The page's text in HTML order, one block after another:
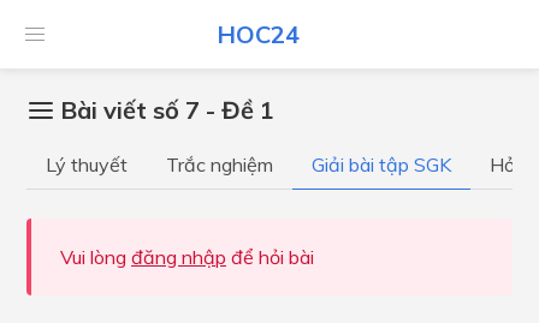
HOC24
Bài viết số 7 - Đề 1
Lý thuyết Trắc nghiệm Giải bài tập SGK Hỏi
Vui lòng đăng nhập để hỏi bài